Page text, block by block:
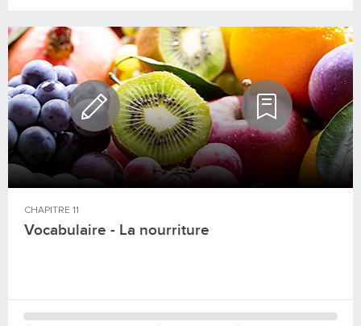
CHAPITRE 11
Vocabulaire - La nourriture